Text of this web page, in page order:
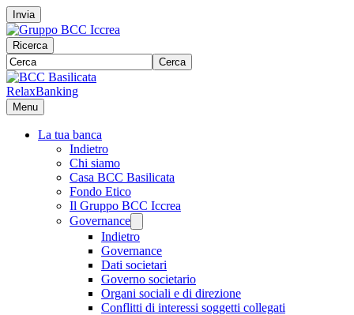
Invia
Ricerca
Cerca
RelaxBanking
Menu
La tua banca
Indietro
Chi siamo
Casa BCC Basilicata
Fondo Etico
Il Gruppo BCC Iccrea
Governance
Indietro
Governance
Dati societari
Governo societario
Organi sociali e di direzione
Conflitti di interessi soggetti collegati